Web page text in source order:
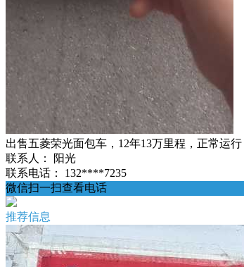
出售五菱荣光面包车，12年13万里程，正常运行
联系人：
阳光
联系电话：
132****7235
微信扫一扫查看电话
推荐信息